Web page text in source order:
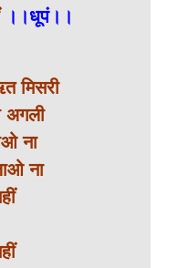
।।धूपं।।
मिसरी
अगली
ना
ना